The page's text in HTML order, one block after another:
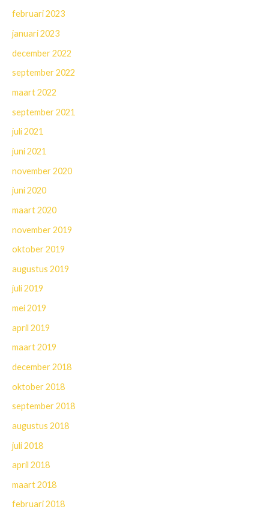
februari 2023
januari 2023
december 2022
september 2022
maart 2022
september 2021
juli 2021
juni 2021
november 2020
juni 2020
maart 2020
november 2019
oktober 2019
augustus 2019
juli 2019
mei 2019
april 2019
maart 2019
december 2018
oktober 2018
september 2018
augustus 2018
juli 2018
april 2018
maart 2018
februari 2018